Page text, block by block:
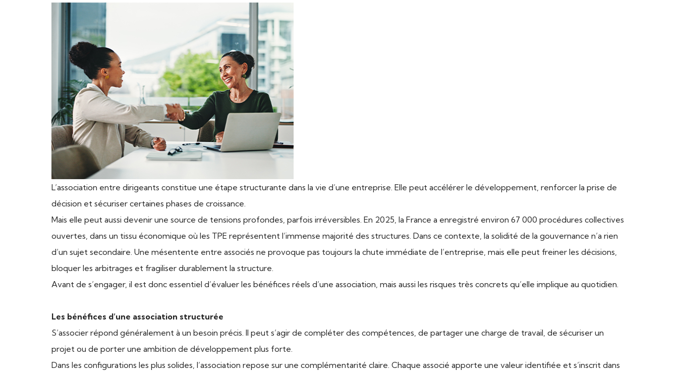
L’association entre dirigeants constitue une étape structurante dans la vie d’une entreprise. Elle peut accélérer le développement, renforcer la prise de
décision et sécuriser certaines phases de croissance.
Mais elle peut aussi devenir une source de tensions profondes, parfois irréversibles. En 2025, la France a enregistré environ 67 000 procédures collectives
ouvertes, dans un tissu économique où les TPE représentent l’immense majorité des structures. Dans ce contexte, la solidité de la gouvernance n’a rien
d’un sujet secondaire. Une mésentente entre associés ne provoque pas toujours la chute immédiate de l’entreprise, mais elle peut freiner les décisions,
bloquer les arbitrages et fragiliser durablement la structure.
Avant de s’engager, il est donc essentiel d’évaluer les bénéfices réels d’une association, mais aussi les risques très concrets qu’elle implique au quotidien.
Les bénéfices d’une association structurée
S’associer répond généralement à un besoin précis. Il peut s’agir de compléter des compétences, de partager une charge de travail, de sécuriser un
projet ou de porter une ambition de développement plus forte.
Dans les configurations les plus solides, l’association repose sur une complémentarité claire. Chaque associé apporte une valeur identifiée et s’inscrit dans